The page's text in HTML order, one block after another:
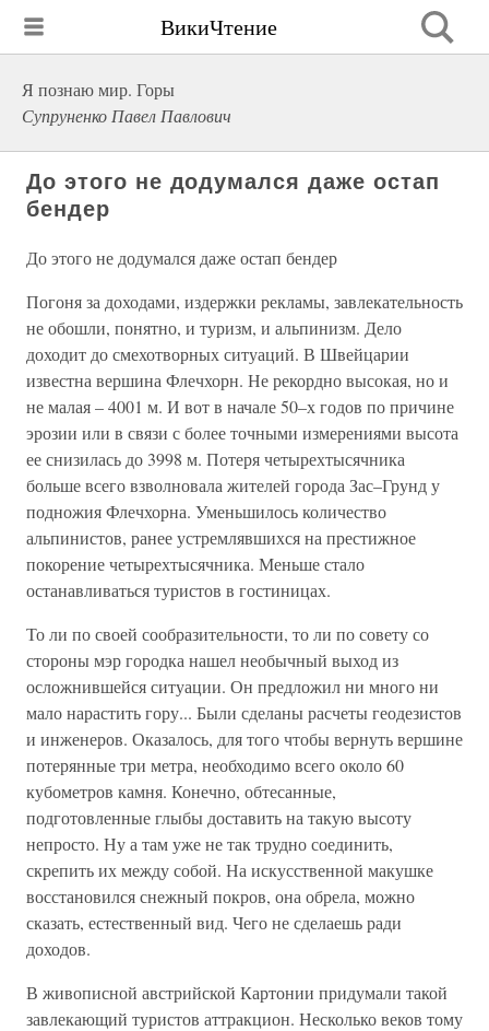
ВикиЧтение
Я познаю мир. Горы
Супруненко Павел Павлович
До этого не додумался даже остап
бендер
До этого не додумался даже остап бендер
Погоня за доходами, издержки рекламы, завлекательность
не обошли, понятно, и туризм, и альпинизм. Дело
доходит до смехотворных ситуаций. В Швейцарии
известна вершина Флечхорн. Не рекордно высокая, но и
не малая – 4001 м. И вот в начале 50–х годов по причине
эрозии или в связи с более точными измерениями высота
ее снизилась до 3998 м. Потеря четырехтысячника
больше всего взволновала жителей города Зас–Грунд у
подножия Флечхорна. Уменьшилось количество
альпинистов, ранее устремлявшихся на престижное
покорение четырехтысячника. Меньше стало
останавливаться туристов в гостиницах.
То ли по своей сообразительности, то ли по совету со
стороны мэр городка нашел необычный выход из
осложнившейся ситуации. Он предложил ни много ни
мало нарастить гору... Были сделаны расчеты геодезистов
и инженеров. Оказалось, для того чтобы вернуть вершине
потерянные три метра, необходимо всего около 60
кубометров камня. Конечно, обтесанные,
подготовленные глыбы доставить на такую высоту
непросто. Ну а там уже не так трудно соединить,
скрепить их между собой. На искусственной макушке
восстановился снежный покров, она обрела, можно
сказать, естественный вид. Чего не сделаешь ради
доходов.
В живописной австрийской Картонии придумали такой
завлекающий туристов аттракцион. Несколько веков тому